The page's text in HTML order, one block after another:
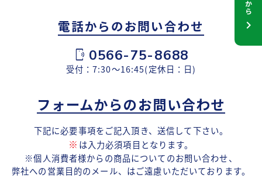
chevron_right
電話からのお問い合わせ
phonelink_ring 0566-75-8688
受付：7:30～16:45(定休日：日)
フォームからのお問い合わせ
下記に必要事項をご記入頂き、送信して下さい。
※ は入力必須項目となります。
※個人消費者様からの商品についてのお問い合わせ、
弊社への営業目的のメール、はご遠慮いただいております。